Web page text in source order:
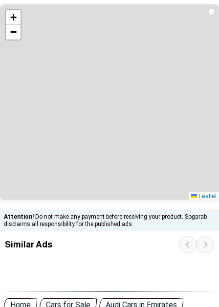
+
−
Leaflet
Attention! Do not make any payment before receiving your product. Sogarab
disclaims all responsibility for the published ads.
Similar Ads
Home Cars for Sale Audi Cars in Emirates